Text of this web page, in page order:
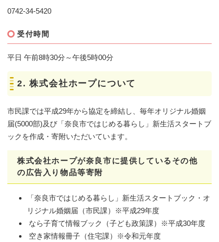
0742-34-5420
受付時間
平日 午前8時30分～午後5時00分
2. 株式会社ホープについて
市民課では平成29年から協定を締結し、毎年オリジナル婚姻
届(5000部)及び「奈良市ではじめる暮らし」新生活スタートブ
ックを作成・寄附いただいています。
株式会社ホープが奈良市に提供しているその他
の広告入り物品等寄附
「奈良市ではじめる暮らし」新生活スタートブック・オ
リジナル婚姻届（市民課）※平成29年度
なら子育て情報ブック（子ども政策課）※平成30年度
空き家情報冊子（住宅課）※令和元年度